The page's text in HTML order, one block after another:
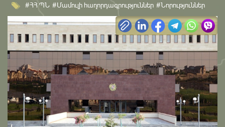
#ՀՀ ՊՆ #Մամուլի հաղորդագրություններ #Նորություններ